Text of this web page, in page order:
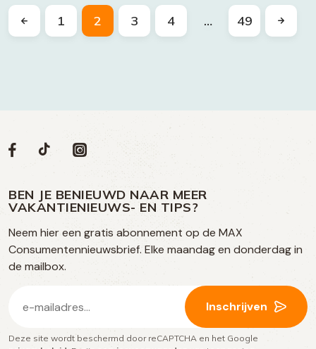
1 2 3 4 … 49
Volg
op
social
media
Social
Volg
op
Facebook
Volg
op
TikTok
Volg
op
Instagram
BEN JE BENIEUWD NAAR MEER
VAKANTIENIEUWS- EN TIPS?
Neem hier een gratis abonnement op de MAX
Consumentennieuwsbrief. Elke maandag en donderdag in
de mailbox.
mailadres
(Vereist)
Inschrijven
Deze site wordt beschermd door reCAPTCHA en het Google